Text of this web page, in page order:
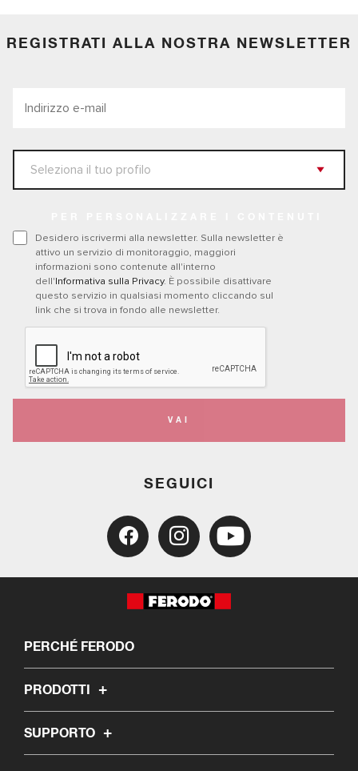
REGISTRATI ALLA NOSTRA NEWSLETTER
Desidero iscrivermi alla newsletter. Sulla newsletter è
attivo un servizio di monitoraggio, maggiori
informazioni sono contenute all'interno
dell'Informativa sulla Privacy. È possibile disattivare
questo servizio in qualsiasi momento cliccando sul
link che si trova in fondo alle newsletter.
VAI
SEGUICI
PERCHÉ FERODO
PRODOTTI
SUPPORTO